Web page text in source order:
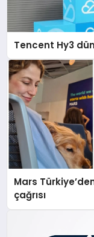
Tencent Hy3
Mars
çağrısı